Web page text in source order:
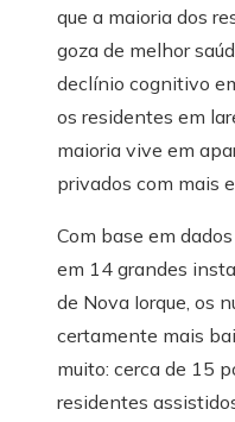
que a maioria dos
goza de melhor
declínio cognitivo
os residentes em
maioria vive em
privados com mais
Com base em
em 14 grandes
de Nova Iorque, os
certamente mais
muito: cerca de 15
residentes